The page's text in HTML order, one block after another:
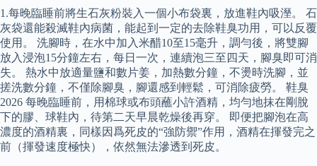
1.每晚臨睡前將生石灰粉裝入一個小布袋裏，放進鞋內吸溼。 石
灰袋還能殺滅鞋內病菌，能起到一定的去除鞋臭功用，可以反覆
使用。 洗腳時，在水中加入米醋10至15毫升，調勻後，將雙腳
放入浸泡15分鐘左右，每日一次，連續泡三至四天，腳臭即可消
失。 熱水中放適量鹽和數片姜，加熱數分鐘，不燙時洗腳，並
搓洗數分鐘，不僅除腳臭，腳還感到輕鬆，可消除疲勞。 鞋臭
2026 每晚臨睡前，用棉球或布頭蘸小許酒精，均勻地抹在剛脫
下的膠、球鞋內，待第二天早晨乾燥後再穿。 即便把腳泡在高
濃度的酒精裏，同樣因爲死皮的“強防禦”作用，酒精在揮發完之
前（揮發速度極快），依然無法滲透到死皮。